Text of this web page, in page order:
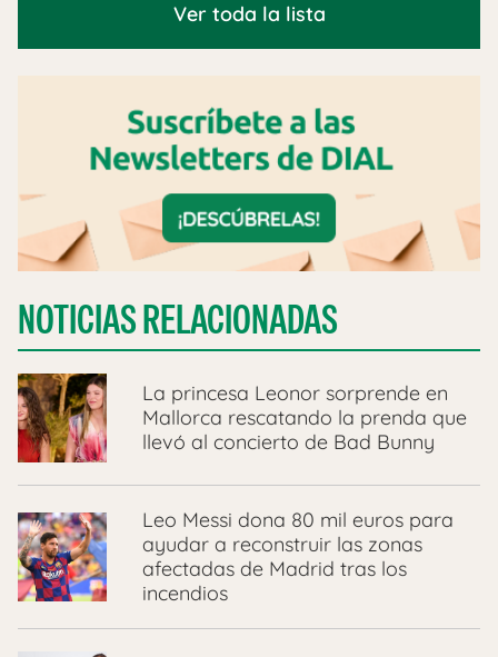
Ver toda la lista
NOTICIAS RELACIONADAS
La princesa Leonor sorprende en
Mallorca rescatando la prenda que
llevó al concierto de Bad Bunny
Leo Messi dona 80 mil euros para
ayudar a reconstruir las zonas
afectadas de Madrid tras los
incendios